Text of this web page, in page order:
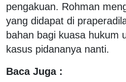
pengakuan. Rohman
yang didapat di
bahan bagi kuasa hukum
kasus pidananya nanti.
Baca Juga :